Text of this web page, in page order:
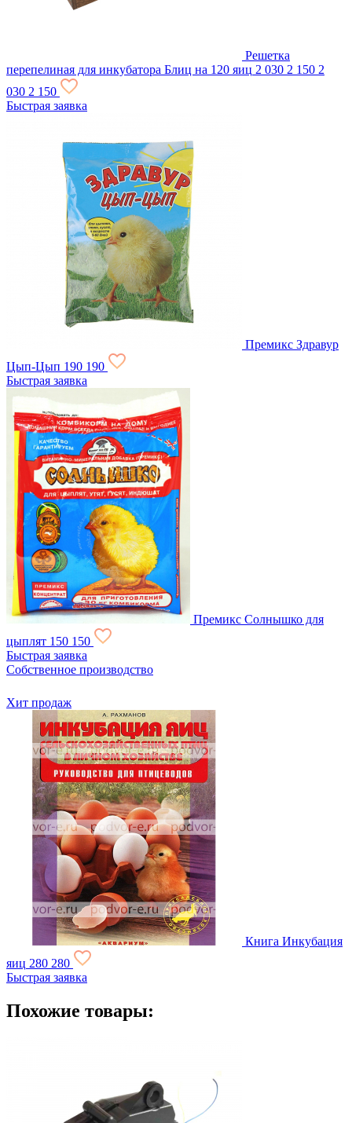
Решетка
перепелиная для инкубатора Блиц на 120 яиц 2 030 2 150 2
030 2 150
Быстрая заявка
Премикс Здравур
Цып-Цып 190 190
Быстрая заявка
Премикс Солнышко для
цыплят 150 150
Быстрая заявка
Собственное производство
Хит продаж
Книга Инкубация
яиц 280 280
Быстрая заявка
Похожие товары: